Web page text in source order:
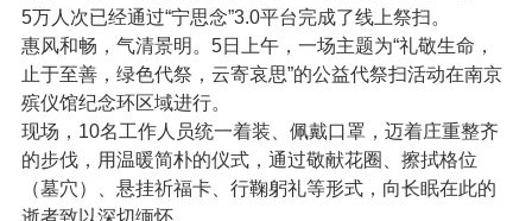
5万人次已经通过“宁思念”3.0平台完成了线上祭扫。
惠风和畅，气清景明。5日上午，一场主题为“礼敬生命，
止于至善，绿色代祭，云寄哀思”的公益代祭扫活动在南京
殡仪馆纪念环区域进行。
现场，10名工作人员统一着装、佩戴口罩，迈着庄重整齐
的步伐，用温暖简朴的仪式，通过敬献花圈、擦拭格位
（墓穴）、悬挂祈福卡、行鞠躬礼等形式，向长眠在此的
逝者致以深切缅怀。